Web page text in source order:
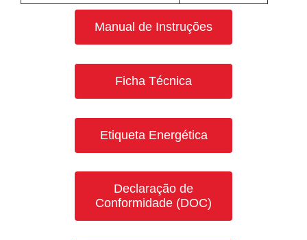
Manual de Instruções
Ficha Técnica
Etiqueta Energética
Declaração de
Conformidade (DOC)